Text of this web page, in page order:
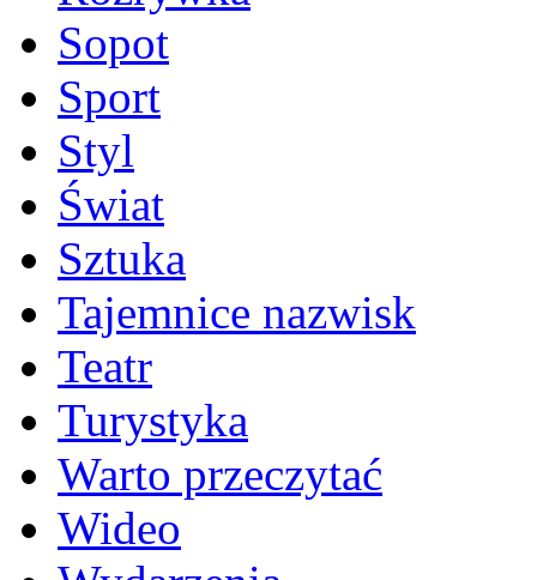
Sopot
Sport
Styl
Świat
Sztuka
Tajemnice nazwisk
Teatr
Turystyka
Warto przeczytać
Wideo